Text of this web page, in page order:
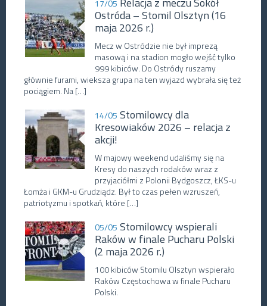
17/05
Ostróda – Stomil Olsztyn (16
maja 2026 r.)
Mecz w Ostródzie nie był imprezą
masową i na stadion mogło wejść tylko
999 kibiców. Do Ostródy ruszamy
głównie furami, wieksza grupa na ten wyjazd wybrała się też
pociągiem. Na […]
14/05 Stomilowcy dla
Kresowiaków 2026 – relacja z
akcji!
W majowy weekend udaliśmy się na
Kresy do naszych rodaków wraz z
przyjaciółmi z Polonii Bydgoszcz, ŁKS-u
Łomża i GKM-u Grudziądz. Był to czas pełen wzruszeń,
patriotyzmu i spotkań, które […]
05/05 Stomilowcy wspierali
Raków w finale Pucharu Polski
(2 maja 2026 r.)
100 kibiców Stomilu Olsztyn wspierało
Raków Częstochowa w finale Pucharu
Polski.